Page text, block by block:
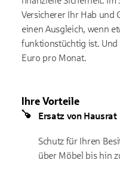
Versicherer Ihr Hab und
einen Ausgleich, wenn
funktionstüchtig ist. Und
Euro pro Monat.
Ihre Vorteile
Ersatz von Hausrat
Schutz für Ihren
über Möbel bis hin